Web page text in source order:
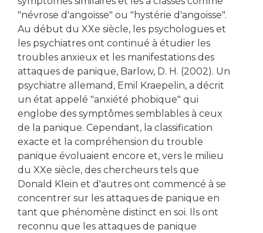
"névrose d'angoisse" ou "hystérie d'angoisse".
Au début du XXe siècle, les psychologues et
les psychiatres ont continué à étudier les
troubles anxieux et les manifestations des
attaques de panique, Barlow, D. H. (2002). Un
psychiatre allemand, Emil Kraepelin, a décrit
un état appelé "anxiété phobique" qui
englobe des symptômes semblables à ceux
de la panique. Cependant, la classification
exacte et la compréhension du trouble
panique évoluaient encore et, vers le milieu
du XXe siècle, des chercheurs tels que
Donald Klein et d'autres ont commencé à se
concentrer sur les attaques de panique en
tant que phénomène distinct en soi. Ils ont
reconnu que les attaques de panique